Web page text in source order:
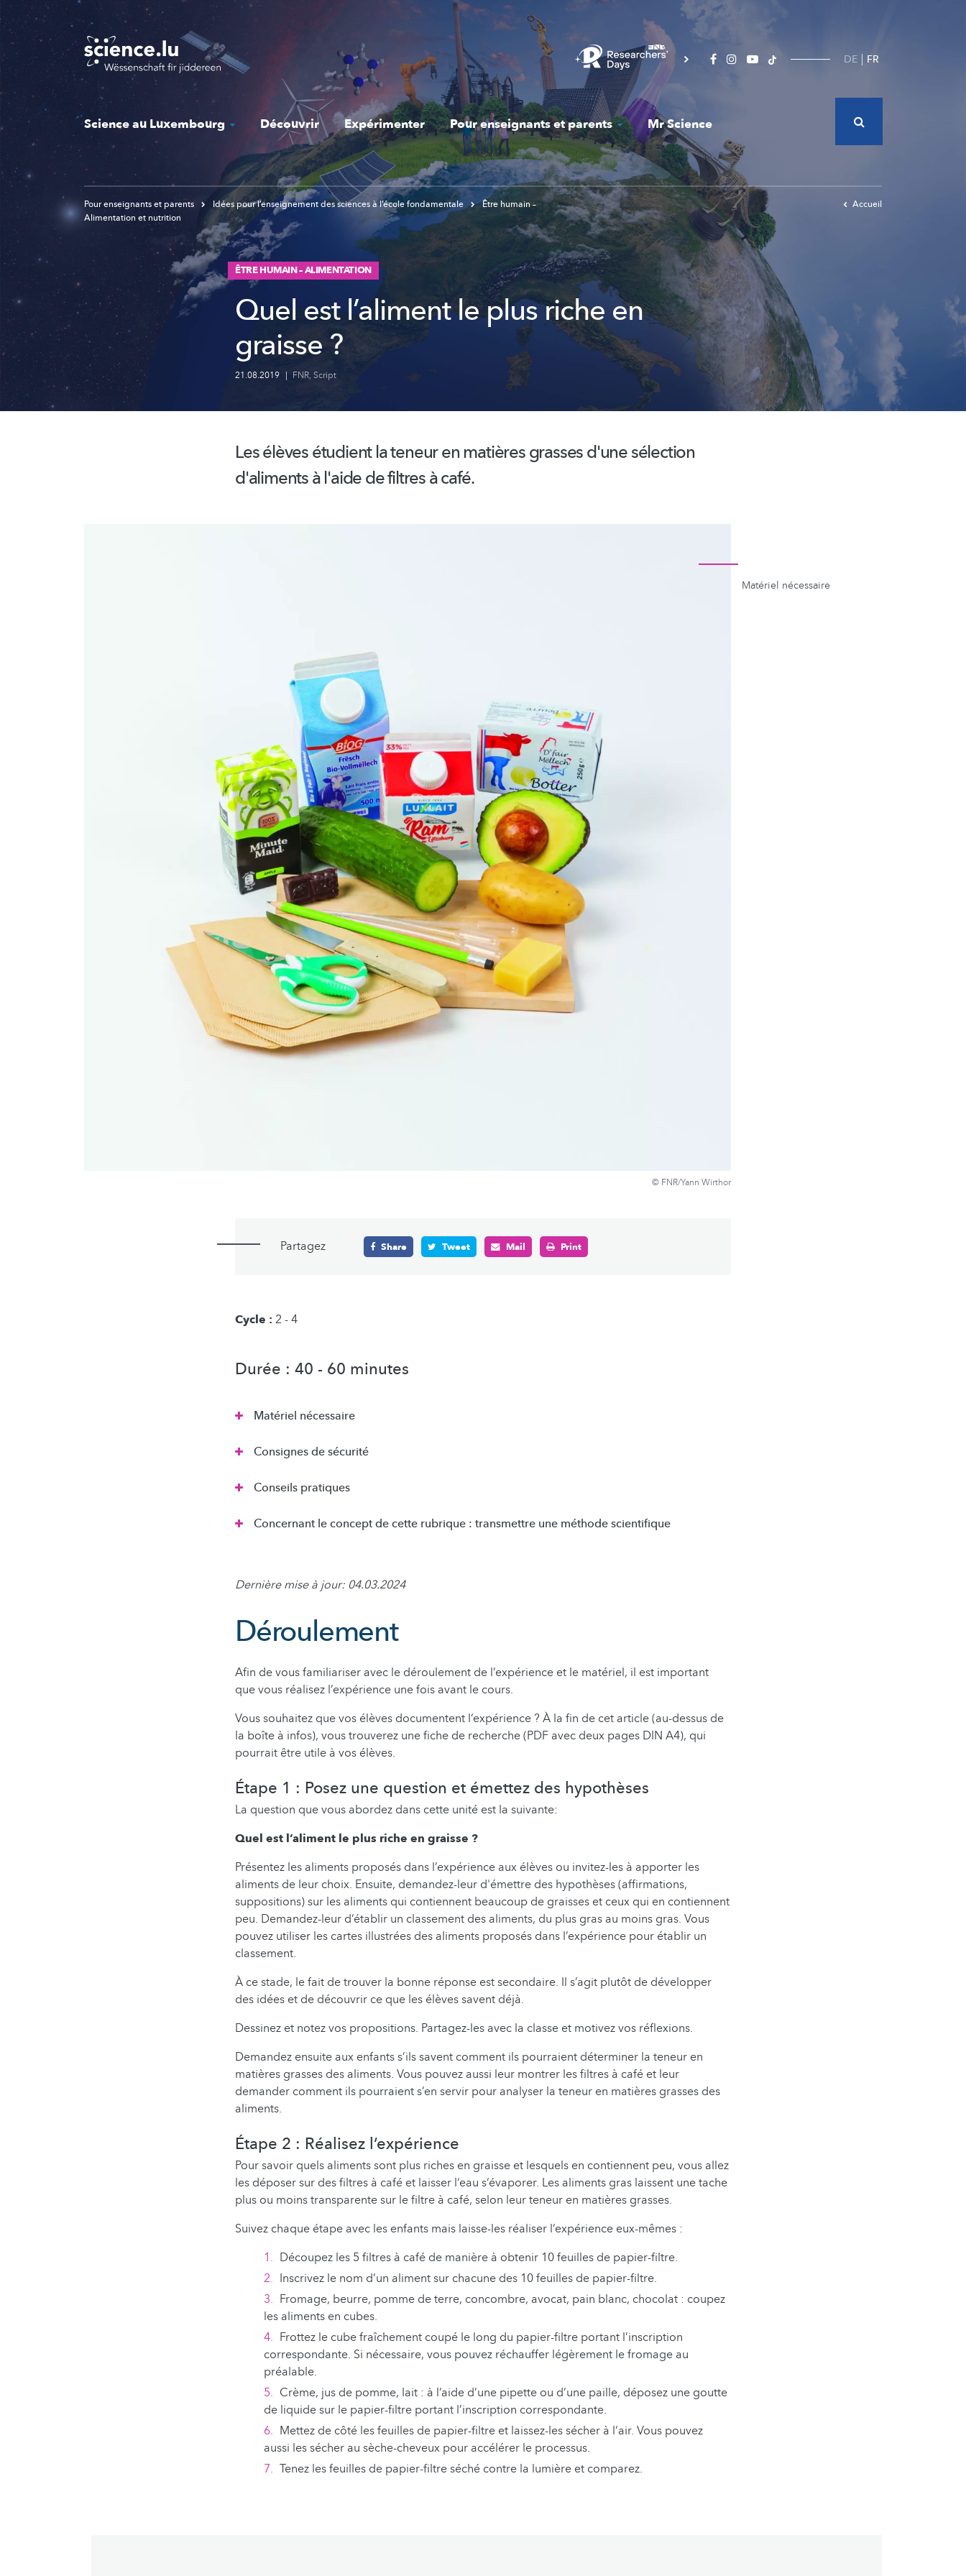
Skip
to
main
content
DE FR
Science au Luxembourg Découvrir Expérimenter Pour enseignants et parents Mr Science
Pour enseignants et parents Idées pour l’enseignement des sciences à l’école fondamentale
Être humain –
Alimentation et nutrition
Accueil
ÊTRE HUMAIN – ALIMENTATION
Quel est l’aliment le plus riche en
graisse ?
21.08.2019 | FNR, Script
Les élèves étudient la teneur en matières grasses d'une sélection
d'aliments à l'aide de filtres à café.
© FNR/Yann Wirthor
Matériel nécessaire
Partagez Share Tweet Mail Print
Cycle : 2 - 4
Durée : 40 - 60 minutes
Matériel nécessaire
Consignes de sécurité
Conseils pratiques
Concernant le concept de cette rubrique : transmettre une méthode scientifique
Dernière mise à jour: 04.03.2024
Déroulement
Afin de vous familiariser avec le déroulement de l’expérience et le matériel, il est important
que vous réalisez l’expérience une fois avant le cours.
Vous souhaitez que vos élèves documentent l‘expérience ? À la fin de cet article (au-dessus de
la boîte à infos), vous trouverez une fiche de recherche (PDF avec deux pages DIN A4), qui
pourrait être utile à vos élèves.
Étape 1 : Posez une question et émettez des hypothèses
La question que vous abordez dans cette unité est la suivante:
Quel est l’aliment le plus riche en graisse ?
Présentez les aliments proposés dans l’expérience aux élèves ou invitez-les à apporter les
aliments de leur choix. Ensuite, demandez-leur d'émettre des hypothèses (affirmations,
suppositions) sur les aliments qui contiennent beaucoup de graisses et ceux qui en contiennent
peu. Demandez-leur d‘établir un classement des aliments, du plus gras au moins gras. Vous
pouvez utiliser les cartes illustrées des aliments proposés dans l’expérience pour établir un
classement.
À ce stade, le fait de trouver la bonne réponse est secondaire. Il s’agit plutôt de développer
des idées et de découvrir ce que les élèves savent déjà.
Dessinez et notez vos propositions. Partagez-les avec la classe et motivez vos réflexions.
Demandez ensuite aux enfants s’ils savent comment ils pourraient déterminer la teneur en
matières grasses des aliments. Vous pouvez aussi leur montrer les filtres à café et leur
demander comment ils pourraient s’en servir pour analyser la teneur en matières grasses des
aliments.
Étape 2 : Réalisez l‘expérience
Pour savoir quels aliments sont plus riches en graisse et lesquels en contiennent peu, vous allez
les déposer sur des filtres à café et laisser l‘eau s‘évaporer. Les aliments gras laissent une tache
plus ou moins transparente sur le filtre à café, selon leur teneur en matières grasses.
Suivez chaque étape avec les enfants mais laisse-les réaliser l’expérience eux-mêmes :
Découpez les 5 filtres à café de manière à obtenir 10 feuilles de papier-filtre.
Inscrivez le nom d’un aliment sur chacune des 10 feuilles de papier-filtre.
Fromage, beurre, pomme de terre, concombre, avocat, pain blanc, chocolat : coupez
les aliments en cubes.
Frottez le cube fraîchement coupé le long du papier-filtre portant l’inscription
correspondante. Si nécessaire, vous pouvez réchauffer légèrement le fromage au
préalable.
Crème, jus de pomme, lait : à l’aide d’une pipette ou d’une paille, déposez une goutte
de liquide sur le papier-filtre portant l’inscription correspondante.
Mettez de côté les feuilles de papier-filtre et laissez-les sécher à l‘air. Vous pouvez
aussi les sécher au sèche-cheveux pour accélérer le processus.
Tenez les feuilles de papier-filtre séché contre la lumière et comparez.